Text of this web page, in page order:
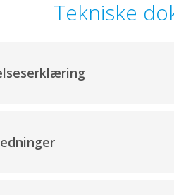
Tekniske